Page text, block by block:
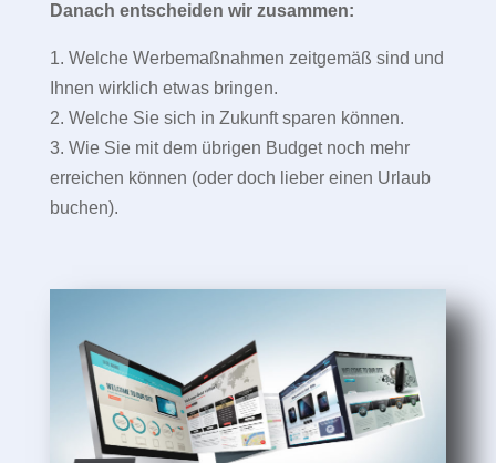
Danach entscheiden wir zusammen:
1. Welche Werbemaßnahmen zeitgemäß sind und
Ihnen wirklich etwas bringen.
2. Welche Sie sich in Zukunft sparen können.
3. Wie Sie mit dem übrigen Budget noch mehr
erreichen können (oder doch lieber einen Urlaub
buchen).